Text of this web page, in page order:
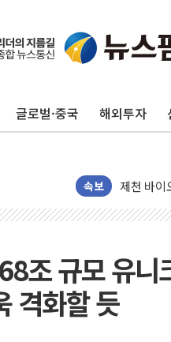
글로벌·중국 해외투자
속보
성폭력 피
우크라,
[종합] 특
[내일날
개혁신당
CJ온스
[속보] 북,
한국투자
조 규모 유니
격화할 듯